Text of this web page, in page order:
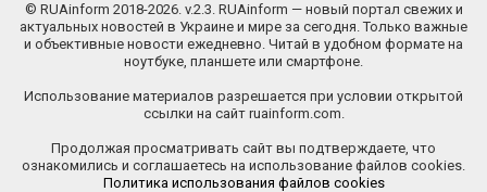
© RUAinform 2018-2026. v.2.3. RUAinform — новый портал свежих и
актуальных новостей в Украине и мире за сегодня. Только важные
и объективные новости ежедневно. Читай в удобном формате на
ноутбуке, планшете или смартфоне.
Использование материалов разрешается при условии открытой
ссылки на сайт ruainform.com.
Продолжая просматривать сайт вы подтверждаете, что
ознакомились и соглашаетесь на использование файлов cookies.
Политика использования файлов cookies